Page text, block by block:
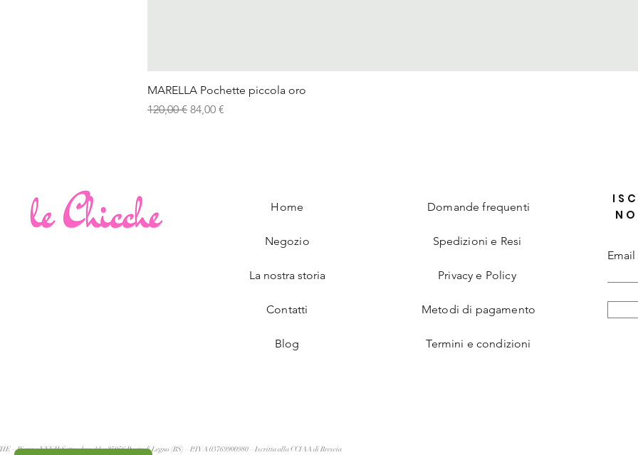
MARELLA Pochette piccola oro
Prezzo regolare
120,00 € Prezzo scontato
84,00 €
Home
Negozio
La nostra storia
Contatti
Blog
Domande frequenti
Spedizioni e Resi
Privacy e Policy
Metodi di pagamento
Termini e condizioni
Email
– Piazza XXVII Settembre, 14 – 25056 Ponte di Legno (BS) – P.IVA 03769900980 – Iscritta alla CCIAA di Brescia